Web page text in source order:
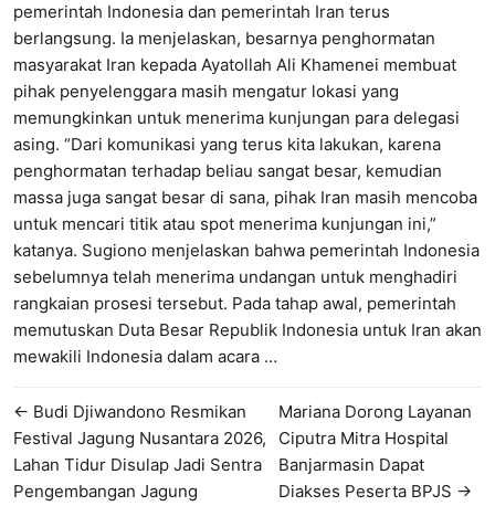
pemerintah Indonesia dan pemerintah Iran terus
berlangsung. Ia menjelaskan, besarnya penghormatan
masyarakat Iran kepada Ayatollah Ali Khamenei membuat
pihak penyelenggara masih mengatur lokasi yang
memungkinkan untuk menerima kunjungan para delegasi
asing. “Dari komunikasi yang terus kita lakukan, karena
penghormatan terhadap beliau sangat besar, kemudian
massa juga sangat besar di sana, pihak Iran masih mencoba
untuk mencari titik atau spot menerima kunjungan ini,”
katanya. Sugiono menjelaskan bahwa pemerintah Indonesia
sebelumnya telah menerima undangan untuk menghadiri
rangkaian prosesi tersebut. Pada tahap awal, pemerintah
memutuskan Duta Besar Republik Indonesia untuk Iran akan
mewakili Indonesia dalam acara …
← Budi Djiwandono Resmikan
Festival Jagung Nusantara 2026,
Lahan Tidur Disulap Jadi Sentra
Pengembangan Jagung
Mariana Dorong Layanan
Ciputra Mitra Hospital
Banjarmasin Dapat
Diakses Peserta BPJS →